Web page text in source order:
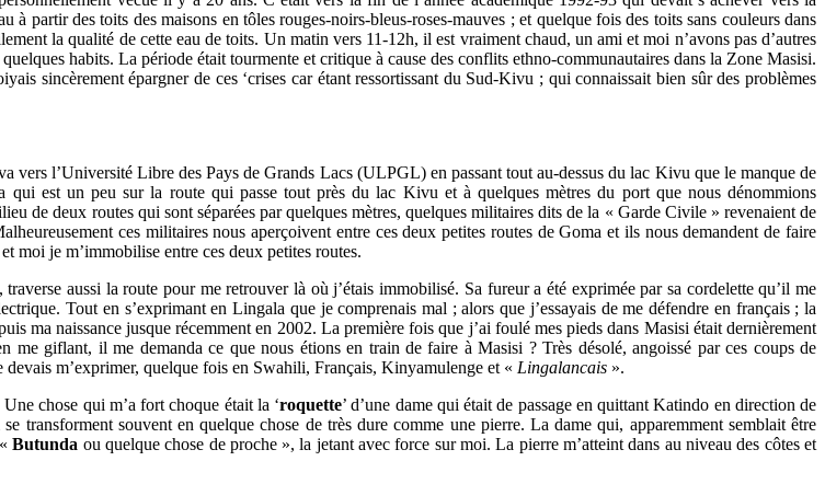
partir des toits des maisons en tôles rouges-noirs-bleus-roses-mauves ; et quelque fois des toits sans couleurs dans
la qualité de cette eau de toits. Un matin vers 11-12h, il est vraiment chaud, un ami et moi n’avons pas d’autres
habits. La période était tourmente et critique à cause des conflits ethno-communautaires dans la Zone Masisi.
sincèrement épargner de ces ‘crises car étant ressortissant du Sud-Kivu ; qui connaissait bien sûr des problèmes
vers l’Université Libre des Pays de Grands Lacs (ULPGL) en passant tout au-dessus du lac Kivu que le manque de
est un peu sur la route qui passe tout près du lac Kivu et à quelques mètres du port que nous dénommions
de deux routes qui sont séparées par quelques mètres, quelques militaires dits de la « Garde Civile » revenaient de
ces militaires nous aperçoivent entre ces deux petites routes de Goma et ils nous demandent de faire
moi je m’immobilise entre ces deux petites routes.
aussi la route pour me retrouver là où j’étais immobilisé. Sa fureur a été exprimée par sa cordelette qu’il me
Tout en s’exprimant en Lingala que je comprenais mal ; alors que j’essayais de me défendre en français ; la
ma naissance jusque récemment en 2002. La première fois que j’ai foulé mes pieds dans Masisi était dernièrement
me giflant, il me demanda ce que nous étions en train de faire à Masisi ? Très désolé, angoissé par ces coups de
m’exprimer, quelque fois en Swahili, Français, Kinyamulenge et « Lingalancais ».
chose qui m’a fort choque était la ‘roquette’ d’une dame qui était de passage en quittant Katindo en direction de
transforment souvent en quelque chose de très dure comme une pierre. La dame qui, apparemment semblait être
«Butunda ou quelque chose de proche », la jetant avec force sur moi. La pierre m’atteint dans au niveau des côtes et